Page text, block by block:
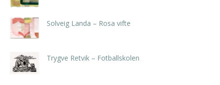
Solveig Landa – Rosa vifte
Trygve Retvik – Fotballskolen